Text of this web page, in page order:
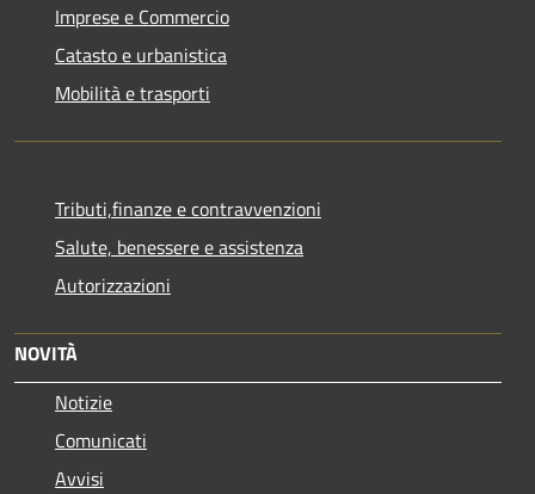
Imprese e Commercio
Catasto e urbanistica
Mobilità e trasporti
Tributi,finanze e contravvenzioni
Salute, benessere e assistenza
Autorizzazioni
NOVITÀ
Notizie
Comunicati
Avvisi